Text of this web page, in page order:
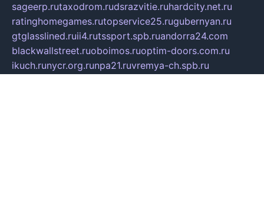
sageerp.rutaxodrom.rudsrazvitie.ruhardcity.net.ru
ratinghomegames.rutopservice25.rugubernyan.ru
gtglasslined.ruii4.rutssport.spb.ruandorra24.com
blackwallstreet.ruoboimos.ruoptim-doors.com.ru
ikuch.runycr.org.runpa21.ruvremya-ch.spb.ru